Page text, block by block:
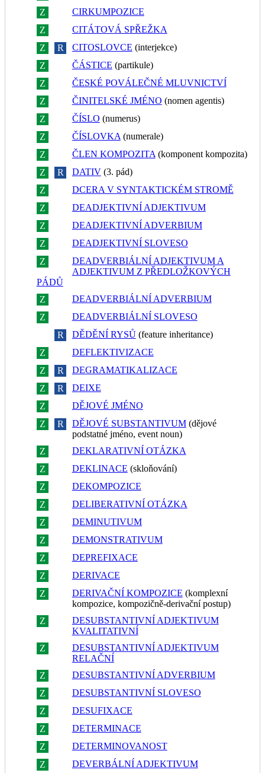
Z
CIRKUMPOZICE
Z
CITÁTOVÁ SPŘEŽKA
Z
R CITOSLOVCE (interjekce)
Z
ČÁSTICE (partikule)
Z
ČESKÉ POVÁLEČNÉ MLUVNICTVÍ
Z
ČINITELSKÉ JMÉNO (nomen agentis)
Z
ČÍSLO (numerus)
Z
ČÍSLOVKA (numerale)
Z
ČLEN KOMPOZITA (komponent kompozita)
Z
R DATIV(3. pád)
Z
DCERA V SYNTAKTICKÉM STROMĚ
Z
DEADJEKTIVNÍ ADJEKTIVUM
Z
DEADJEKTIVNÍ ADVERBIUM
Z
DEADJEKTIVNÍ SLOVESO
Z
DEADVERBIÁLNÍ ADJEKTIVUM A
ADJEKTIVUM Z PŘEDLOŽKOVÝCH
PÁDŮ
Z
DEADVERBIÁLNÍ ADVERBIUM
Z
DEADVERBIÁLNÍ SLOVESO
R DĚDĚNÍ RYSŮ(feature inheritance)
Z
DEFLEKTIVIZACE
Z
R
DEGRAMATIKALIZACE
Z
R
DEIXE
Z
DĚJOVÉ JMÉNO
Z
R DĚJOVÉ SUBSTANTIVUM(dějové
podstatné jméno, event noun)
Z
DEKLARATIVNÍ OTÁZKA
Z
DEKLINACE (skloňování)
Z
DEKOMPOZICE
Z
DELIBERATIVNÍ OTÁZKA
Z
DEMINUTIVUM
Z
DEMONSTRATIVUM
Z
DEPREFIXACE
Z
DERIVACE
Z
DERIVAČNÍ KOMPOZICE (komplexní
kompozice, kompozičně-derivační postup)
Z
DESUBSTANTIVNÍ ADJEKTIVUM
KVALITATIVNÍ
Z
DESUBSTANTIVNÍ ADJEKTIVUM
RELAČNÍ
Z
DESUBSTANTIVNÍ ADVERBIUM
Z
DESUBSTANTIVNÍ SLOVESO
Z
DESUFIXACE
Z
DETERMINACE
Z
DETERMINOVANOST
Z
DEVERBÁLNÍ ADJEKTIVUM